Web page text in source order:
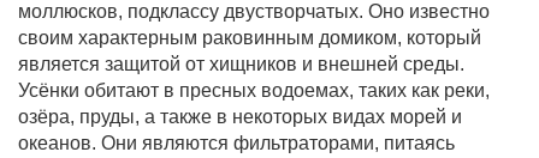
моллюсков, подклассу двустворчатых. Оно известно
своим характерным раковинным домиком, который
является защитой от хищников и внешней среды.
Усёнки обитают в пресных водоемах, таких как реки,
озёра, пруды, а также в некоторых видах морей и
океанов. Они являются фильтраторами, питаясь